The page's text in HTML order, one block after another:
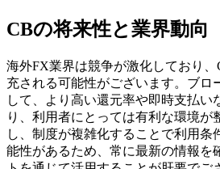
CBの将来性と業界動向
海外FX業界は競争が激化しており
充される可能性がございます。ブロ
して、より高い還元率や即時支払い
り、利用者にとっては有利な環境が
し、制度が複雑化することで利用条
能性があるため、常に最新の情報を